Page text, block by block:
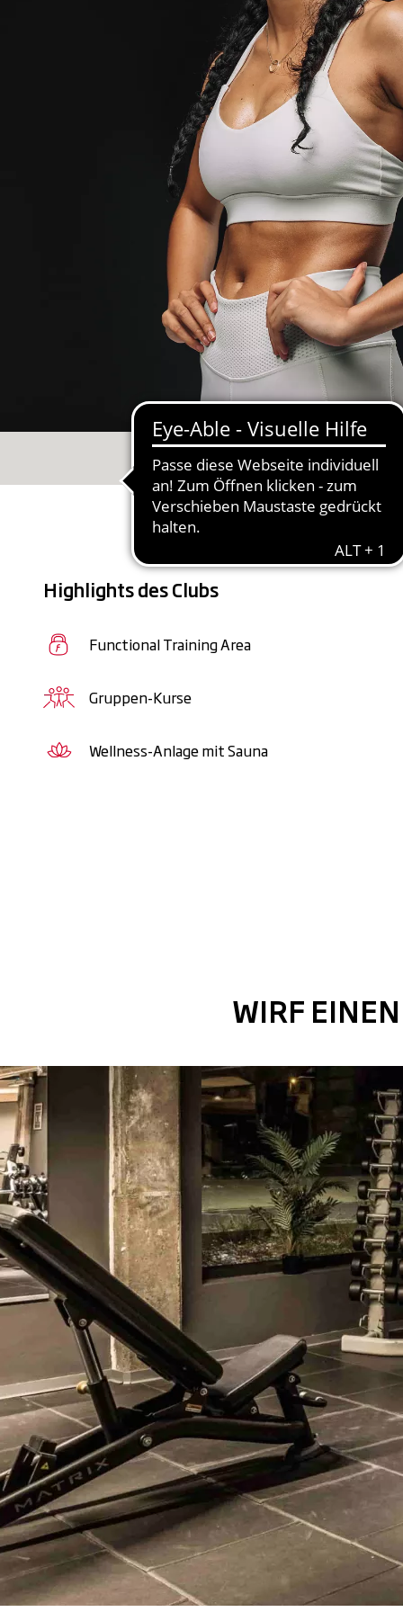
Impressionen
Highlights des Clubs
Functional Training Area
Gruppen-Kurse
Wellness-Anlage mit Sauna
WIRF
Pausen-Option:
Abschluss einer 24-
EGYM:Smart trainieren,
sowie High
Ergebnisse in minimaler